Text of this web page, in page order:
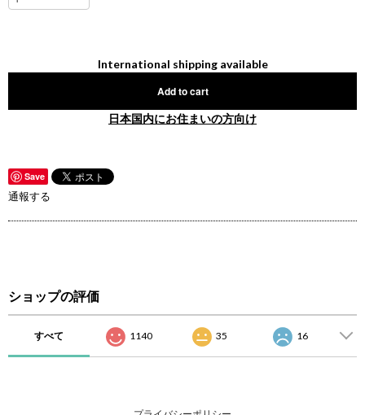
International shipping available
Add to cart
日本国内にお住まいの方向け
Save
通報する
ショップの評価
すべて 1140 35 16